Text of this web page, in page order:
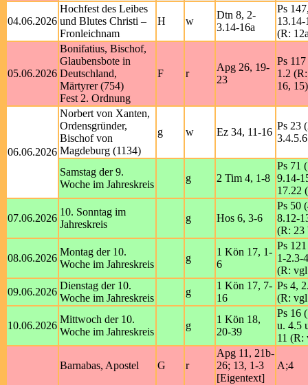
04.06.2026
Hochfest des Leibes
und Blutes Christi –
Fronleichnam
H w
Dtn 8, 2-
3.14-16a
Ps
13.14-
(R:
05.06.2026
Bonifatius, Bischof,
Glaubensbote in
Deutschland,
Märtyrer (754)
Fest 2. Ordnung
F r
Apg 26, 19-
23
Ps
1.2
16, 15)
06.06.2026
Norbert von Xanten,
Ordensgründer,
Bischof von
Magdeburg (1134)
g w Ez 34, 11-16
Ps 23
Samstag der 9.
Woche im Jahreskreis
g 2 Tim 4, 1-8
Ps 71
9.14-
17.22
07.06.2026
10. Sonntag im
Jahreskreis
g Hos 6, 3-6
Ps 50
8.12-
(R: 23
08.06.2026
Montag der 10.
Woche im Jahreskreis
g
1 Kön 17, 1-
6
Ps
1-2.3-
(R:
09.06.2026
Dienstag der 10.
Woche im Jahreskreis
g
1 Kön 17, 7-
16
Ps 4,
(R:
10.06.2026
Mittwoch der 10.
Woche im Jahreskreis
g
1 Kön 18,
20-39
Ps 16
u. 4.5
11 (R:
Barnabas, Apostel G r
Apg 11, 21b-
26; 13, 1-3
[Eigentext]
A;4